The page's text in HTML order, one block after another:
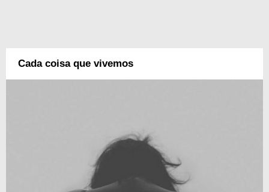
Cada coisa que vivemos